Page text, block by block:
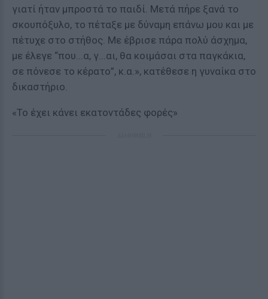
γιατί ήταν μπροστά το παιδί. Μετά πήρε ξανά το
σκουπόξυλο, το πέταξε με δύναμη επάνω μου και με
πέτυχε στο στήθος. Με έβρισε πάρα πολύ άσχημα,
με έλεγε “που...α, γ...αι, θα κοιμάσαι στα παγκάκια,
σε πόνεσε το κέρατο”, κ.α.», κατέθεσε η γυναίκα στο
δικαστήριο.
«Το έχει κάνει εκατοντάδες φορές»